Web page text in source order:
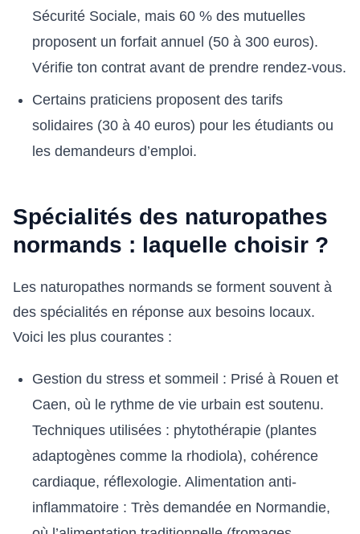
Sécurité Sociale, mais 60 % des mutuelles
proposent un forfait annuel (50 à 300 euros).
Vérifie ton contrat avant de prendre rendez-vous.
Certains praticiens proposent des tarifs
solidaires (30 à 40 euros) pour les étudiants ou
les demandeurs d’emploi.
Spécialités des naturopathes
normands : laquelle choisir ?
Les naturopathes normands se forment souvent à
des spécialités en réponse aux besoins locaux.
Voici les plus courantes :
Gestion du stress et sommeil : Prisé à Rouen et
Caen, où le rythme de vie urbain est soutenu.
Techniques utilisées : phytothérapie (plantes
adaptogènes comme la rhodiola), cohérence
cardiaque, réflexologie. Alimentation anti-
inflammatoire : Très demandée en Normandie,